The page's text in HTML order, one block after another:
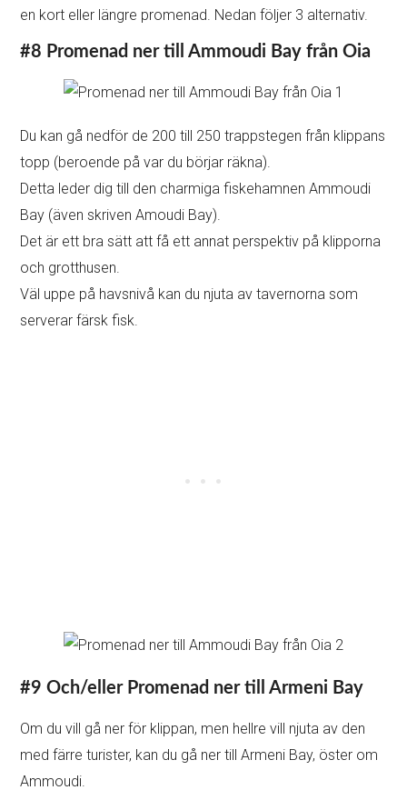
#9 Och/eller Promenad ner till Armeni Bay
Om du vill gå ner för klippan, men hellre vill njuta av den
med färre turister, kan du gå ner till Armeni Bay, öster om
Cirka 285 trappsteg att ta sig ner den här gången. Det är
mer abrupt (och du måste gå tillbaka upp dem senare …)
Belöningen är en liten vik med bara några få hus där du
kan koppla av från folkmassorna.
klippan mellan byarna Oia, Imerovigli och Fira. Beroende
det 3 till 4 timmar. Här har man en fantastisk utsikt över
kalderan och öarna.
Det går en buss mellan Fira och Oia. Jag rekommenderar
att du åker till din motsatta punkt via buss eller taxi och